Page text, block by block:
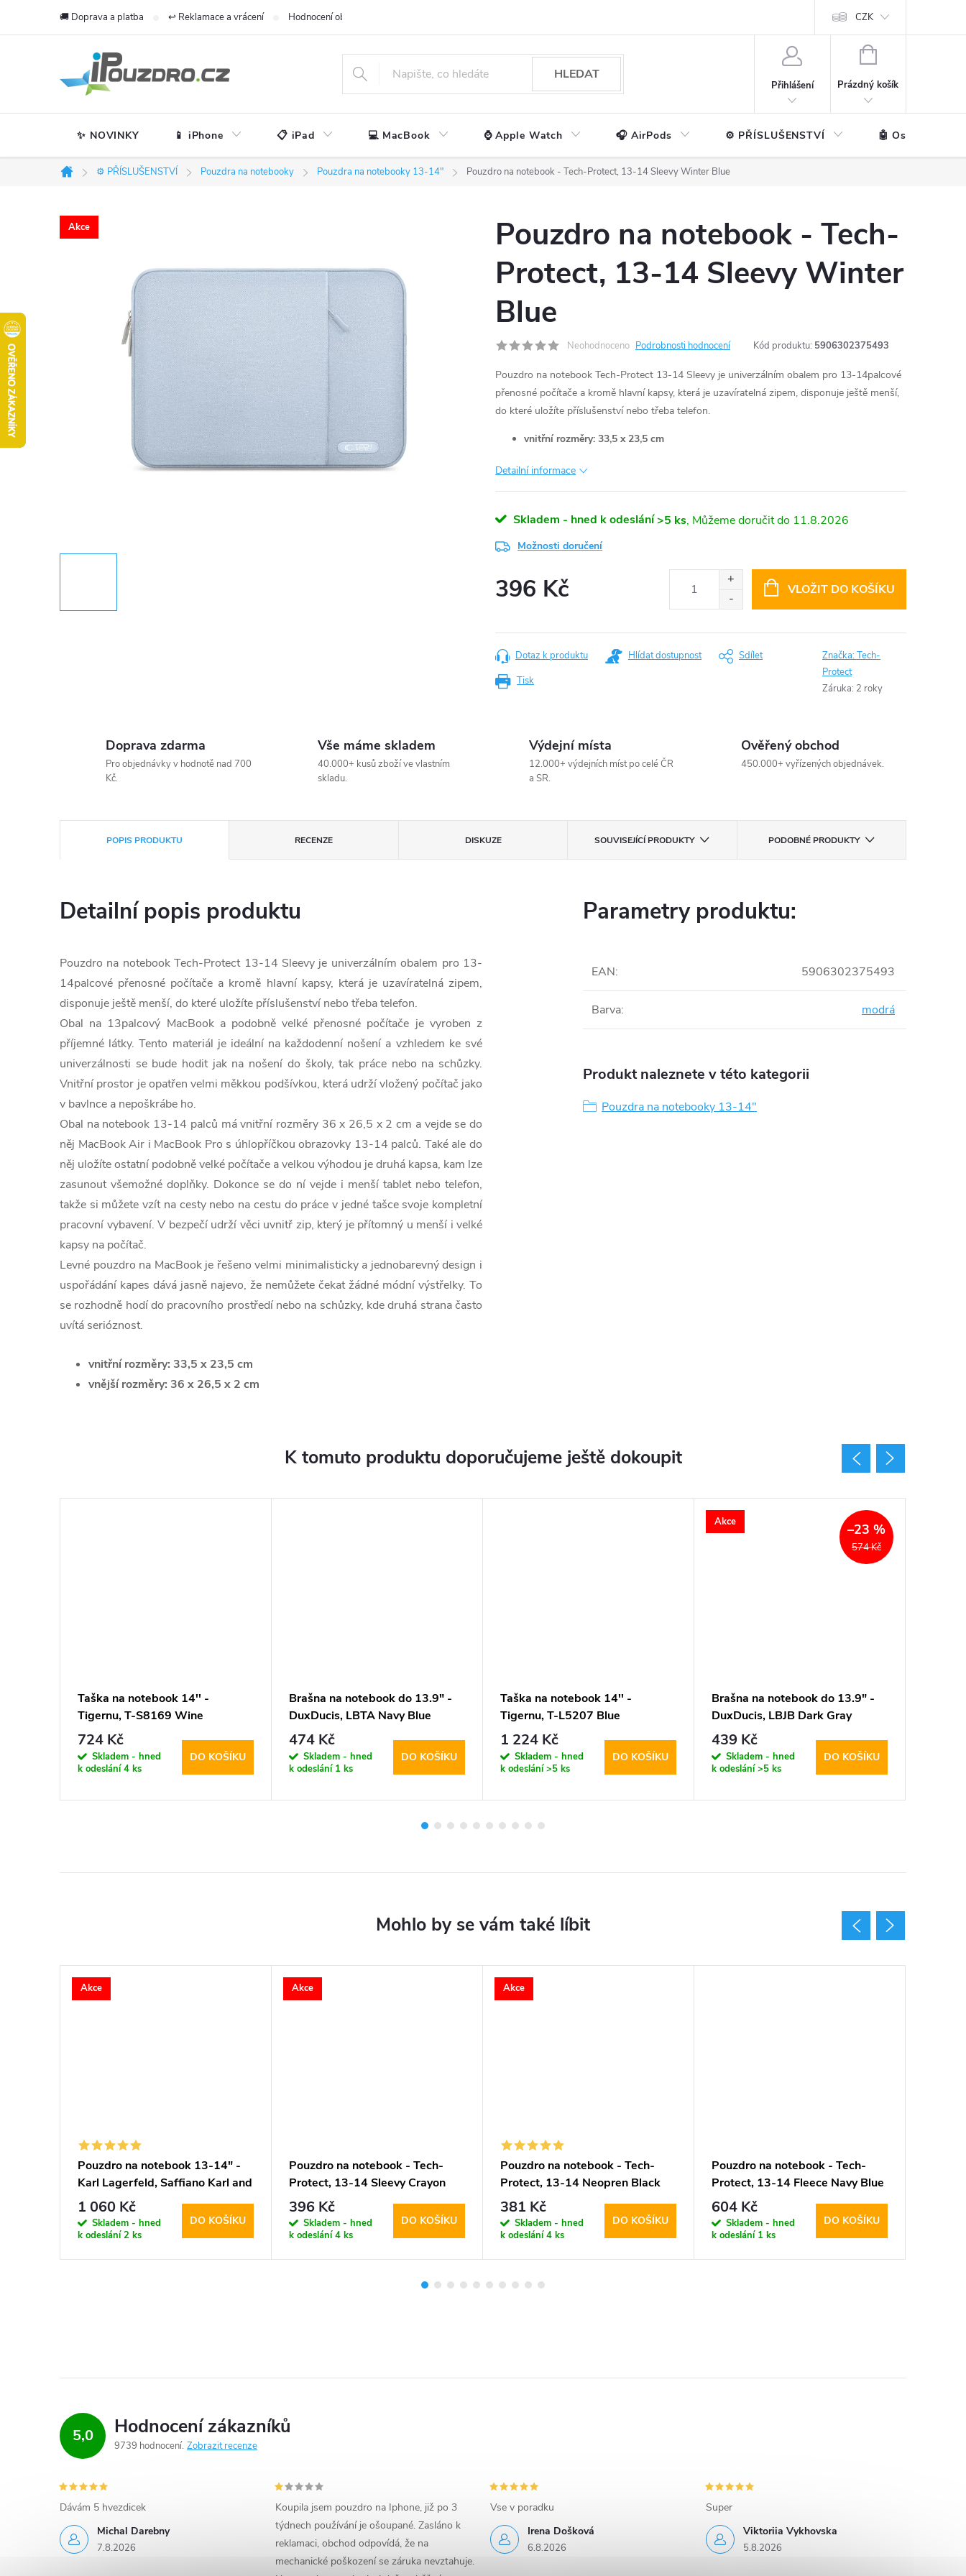
🚚 Doprava a platba ↩️ Reklamace a vrácení Hodnocení obchodu CZK
HLEDAT
Přihlášení
NÁKUPNÍ
Prázdný košík
✨ NOVINKY 📱 iPhone 📋 iPad 💻 MacBook ⌚ Apple Watch 🎧 AirPods ⚙️ PŘÍSLUŠENSTVÍ 🤖 Ostatní
Domů
⚙️ PŘÍSLUŠENSTVÍ Pouzdra na notebooky Pouzdra na notebooky 13-14" Pouzdro na notebook - Tech-Protect, 13-14 Sleevy Winter Blue
Akce
Pouzdro na notebook - Tech-
Protect, 13-14 Sleevy Winter
Blue
Neohodnoceno Podrobnosti hodnocení Kód produktu: 5906302375493
Pouzdro na notebook Tech-Protect 13-14 Sleevy je univerzálním obalem pro 13-14palcové
přenosné počítače a kromě hlavní kapsy, která je uzavíratelná zipem, disponuje ještě menší,
do které uložíte příslušenství nebo třeba telefon.
vnitřní rozměry: 33,5 x 23,5 cm
Detailní informace
Skladem - hned k odeslání>5 ks 11.8.2026
Možnosti doručení
396 Kč VLOŽIT DO KOŠÍKU
Tisk
Dotaz k produktu Hlídat dostupnost Sdílet Značka:Tech-
Protect
Záruka: 2 roky
Doprava zdarma
Pro objednávky v hodnotě nad 700
Kč.
Vše máme skladem
40.000+ kusů zboží ve vlastním
skladu.
Výdejní místa
12.000+ výdejních míst po celé ČR
a SR.
Ověřený obchod
450.000+ vyřízených objednávek.
POPIS PRODUKTU RECENZE DISKUZE SOUVISEJÍCÍ PRODUKTY PODOBNÉ PRODUKTY
Detailní popis produktu
Pouzdro na notebook Tech-Protect 13-14 Sleevy je univerzálním obalem pro 13-
14palcové přenosné počítače a kromě hlavní kapsy, která je uzavíratelná zipem,
disponuje ještě menší, do které uložíte příslušenství nebo třeba telefon.
Obal na 13palcový MacBook a podobně velké přenosné počítače je vyroben z
příjemné látky. Tento materiál je ideální na každodenní nošení a vzhledem ke své
univerzálnosti se bude hodit jak na nošení do školy, tak práce nebo na schůzky.
Vnitřní prostor je opatřen velmi měkkou podšívkou, která udrží vložený počítač jako
v bavlnce a nepoškrábe ho.
Obal na notebook 13-14 palců má vnitřní rozměry 36 x 26,5 x 2 cm a vejde se do
něj MacBook Air i MacBook Pro s úhlopříčkou obrazovky 13-14 palců. Také ale do
něj uložíte ostatní podobně velké počítače a velkou výhodou je druhá kapsa, kam lze
zasunout všemožné doplňky. Dokonce se do ní vejde i menší tablet nebo telefon,
takže si můžete vzít na cesty nebo na cestu do práce v jedné tašce svoje kompletní
pracovní vybavení. V bezpečí udrží věci uvnitř zip, který je přítomný u menší i velké
kapsy na počítač.
Levné pouzdro na MacBook je řešeno velmi minimalisticky a jednobarevný design i
uspořádání kapes dává jasně najevo, že nemůžete čekat žádné módní výstřelky. To
se rozhodně hodí do pracovního prostředí nebo na schůzky, kde druhá strana často
uvítá serióznost.
vnitřní rozměry: 33,5 x 23,5 cm
vnější rozměry: 36 x 26,5 x 2 cm
Parametry produktu:
EAN: 5906302375493
Barva: modrá
Produkt naleznete v této kategorii
Pouzdra na notebooky 13-14"
K tomuto produktu doporučujeme ještě dokoupit
Taška na notebook 14'' -
Tigernu, T-S8169 Wine
724 Kč
Skladem - hned
k odeslání4 ks
DO KOŠÍKU
Brašna na notebook do 13.9" -
DuxDucis, LBTA Navy Blue
474 Kč
Skladem - hned
k odeslání 1 ks
DO KOŠÍKU
Taška na notebook 14'' -
Tigernu, T-L5207 Blue
1 224 Kč
Skladem - hned
k odeslání>5 ks
DO KOŠÍKU
Akce
574 Kč
–23 %
Brašna na notebook do 13.9" -
DuxDucis, LBJB Dark Gray
439 Kč
Skladem - hned
k odeslání>5 ks
DO KOŠÍKU
Akce
Pouzdro na notebook 13-14" -
Karl Lagerfeld, Saffiano Karl and
Choupette NFT
1 060 Kč
Skladem - hned
k odeslání2 ks
DO KOŠÍKU
Akce
Pouzdro na notebook - Tech-
Protect, 13-14 Sleevy Crayon
Gray
396 Kč
Skladem - hned
k odeslání4 ks
DO KOŠÍKU
Akce
Pouzdro na notebook - Tech-
Protect, 13-14 Neopren Black
381 Kč
Skladem - hned
k odeslání4 ks
DO KOŠÍKU
Pouzdro na notebook - Tech-
Protect, 13-14 Fleece Navy Blue
604 Kč
Skladem - hned
k odeslání 1 ks
DO KOŠÍKU
5,0 Hodnocení zákazníků
9739 hodnocení Zobrazit recenze
Michal Darebny
7.8.2026
Dávám 5 hvezdicek
Koupila jsem pouzdro na Iphone, již po 3
týdnech používání je ošoupané. Zasláno k
reklamaci, obchod odpovídá, že na
mechanické poškození se záruka nevztahuje.
Irena Došková
6.8.2026
Vse v poradku
Viktoriia Vykhovska
5.8.2026
Super